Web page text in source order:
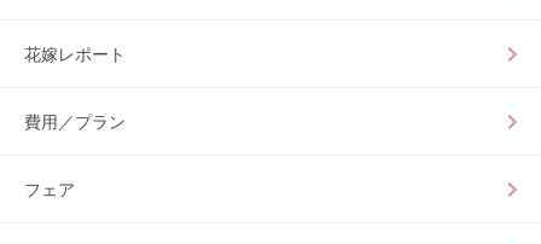
花嫁レポート
費用／プラン
フェア